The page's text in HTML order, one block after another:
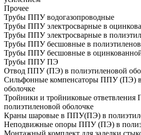
Прочее
Трубы ППУ водогазопроводные
Трубы ППУ электросварные в
Трубы ППУ электросварные в
Трубы ППУ бесшовные в
Трубы ППУ бесшовные в
Трубы ППУ ПЭ
Отвод ППУ (ПЭ) в полиэтиленовой
Сильфонные компенсаторы ППУ (ПЭ) в
оболочке
Тройники и тройниковые
полиэтиленовой оболочке
Краны шаровые в ППУ(ПЭ) в
Неподвижные опоры ППУ (ПЭ) в
Монтажный комплект для заделки